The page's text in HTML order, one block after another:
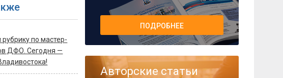
по мастер-
ДФО. Сегодня —
ПОДРОБНЕЕ
Авторские статьи